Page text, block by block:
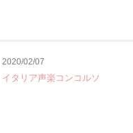
2020/02/07
イタリア声楽コンコルソ